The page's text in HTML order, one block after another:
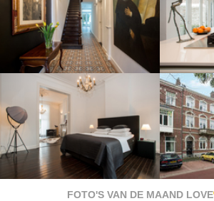
FOTO'S VAN DE MAAND LOVE